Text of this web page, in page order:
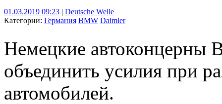
01.03.2019 09:23 | Deutsche Welle
Категории: Германия BMW Daimler
Немецкие автоконцерны
объединить усилия при
автомобилей.